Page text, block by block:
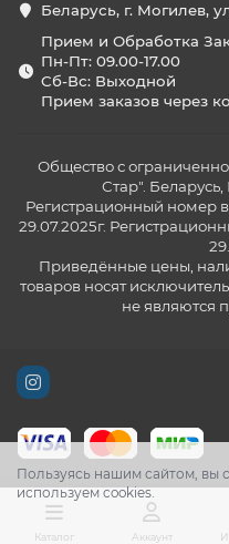
Пользуясь нашим сайтом, вы
используем cookies.
Беларусь, г. Могилев,
Прием и Обработка
Пн-Пт: 09.00-17.00
Сб-Вс: Выходной
Прием заказов через
Общество с
Стар".
Регистрационный номер в
29.07.2025г.
Приведённые цены,
товаров носят
не являются
Каталог Аккаунт